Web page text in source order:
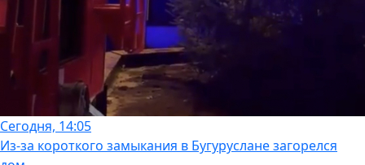
Сегодня, 14:05
Из-за короткого замыкания в Бугуруслане загорелся